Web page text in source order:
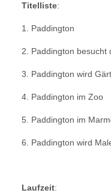
Titelliste:
1. Paddington
2. Paddington besucht
3. Paddington wird
4. Paddington im Zoo
5. Paddington im
6. Paddington wird
Laufzeit: